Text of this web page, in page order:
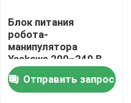
Блок питания
робота-
манипулятора
Yaskawa 200–240 В
переменного тока с
1-летней гарантией
на основные
Отправить запрос